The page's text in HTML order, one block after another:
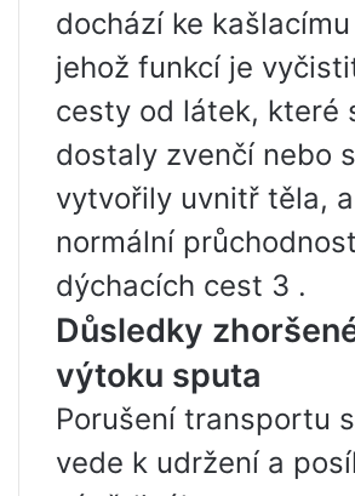
dochází ke
jehož funkcí je
cesty od látek, které
dostaly zvenčí nebo
vytvořily uvnitř těla,
normální průchodnost
dýchacích cest 3 .
Důsledky
výtoku sputa
Porušení transportu
vede k udržení a